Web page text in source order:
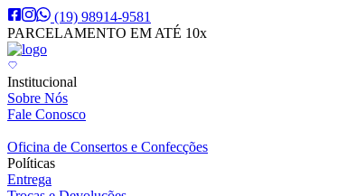
(19) 98914-9581
PARCELAMENTO EM ATÉ 10x
Institucional
Sobre Nós
Fale Conosco
Oficina de Consertos e Confecções
Políticas
Entrega